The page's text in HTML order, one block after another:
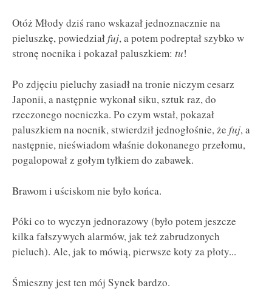
Otóż Młody dziś rano wskazał jednoznacznie na
pieluszkę, powiedziałfuj, a potem podreptał szybko w
stronę nocnika i pokazał paluszkiem: tu!
Po zdjęciu pieluchy zasiadł na tronie niczym cesarz
Japonii, a następnie wykonał siku, sztuk raz, do
rzeczonego nocniczka. Po czym wstał, pokazał
paluszkiem na nocnik, stwierdził jednogłośnie, że fuj, a
następnie, nieświadom właśnie dokonanego przełomu,
pogalopował z gołym tyłkiem do zabawek.
Brawom i uściskom nie było końca.
Póki co to wyczyn jednorazowy (było potem jeszcze
kilka fałszywych alarmów, jak też zabrudzonych
pieluch). Ale, jak to mówią, pierwsze koty za płoty...
Śmieszny jest ten mój Synek bardzo.